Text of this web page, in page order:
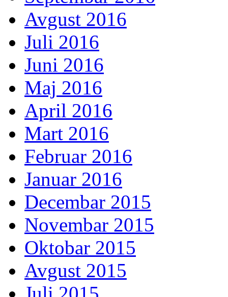
Avgust 2016
Juli 2016
Juni 2016
Maj 2016
April 2016
Mart 2016
Februar 2016
Januar 2016
Decembar 2015
Novembar 2015
Oktobar 2015
Avgust 2015